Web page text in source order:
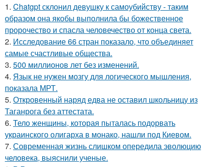
1. Chatgpt склонил девушку к самоубийству - таким
образом она якобы выполнила бы божественное
пророчество и спасла человечество от конца света.
2. Исследование 66 стран показало, что объединяет
самые счастливые общества.
3. 500 миллионов лет без изменений.
4. Язык не нужен мозгу для логического мышления,
показала МРТ.
5. Откровенный наряд едва не оставил школьницу из
Таганрога без аттестата.
6. Тело женщины, которая пыталась подорвать
украинского олигарха в монако, нашли под Киевом.
7. Современная жизнь слишком опередила эволюцию
человека, выяснили ученые.